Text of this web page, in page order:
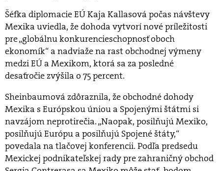
Šéfka diplomacie EÚ Kaja Kallasová počas návštevy
Mexika uviedla, že dohoda vytvorí nové príležitosti
pre „globálnu konkurencieschopnosť oboch
ekonomík“ a nadviaže na rast obchodnej výmeny
medzi EÚ a Mexikom, ktorá sa za posledné
desaťročie zvýšila o 75 percent.
Sheinbaumová zdôraznila, že obchodné dohody
Mexika s Európskou úniou a Spojenými štátmi si
navzájom neprotirečia. „Naopak, posilňujú Mexiko,
posilňujú Európu a posilňujú Spojené štáty,“
povedala na tlačovej konferencii. Podľa predsedu
Mexickej podnikateľskej rady pre zahraničný obchod